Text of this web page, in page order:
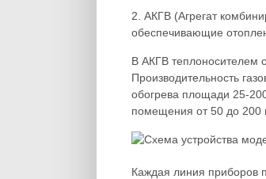
2. АКГВ (Агрегат
обеспечивающие
В АКГВ теплоносителем
Производительность
обогрева площади 25-
помещения от 50 до 200
Каждая линия приборов